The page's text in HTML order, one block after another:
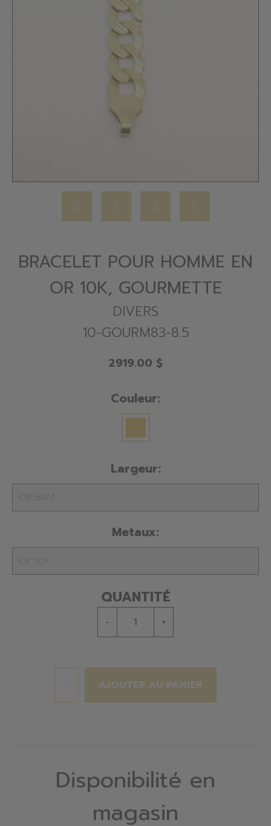
BRACELET POUR HOMME EN
OR 10K, GOURMETTE
DIVERS
10-GOURM83-8.5
2919.00 $
Couleur:
Largeur:
Metaux:
QUANTITÉ
- +
AJOUTER AU PANIER
Disponibilité en
magasin